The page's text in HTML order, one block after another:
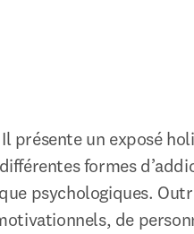
présente un exposé
formes
psychologiques.
de